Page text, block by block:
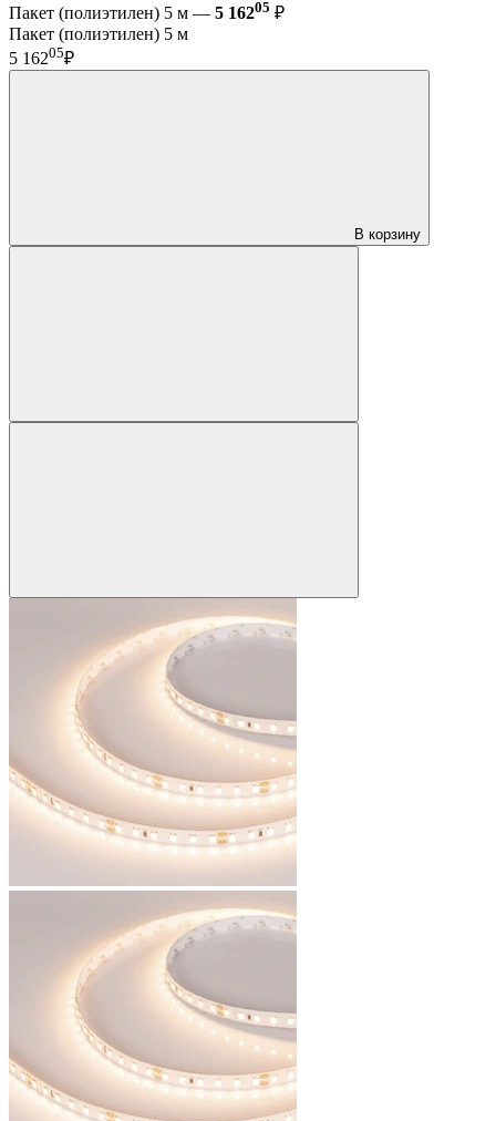
Пакет (полиэтилен) 5 м — 5 16205 ₽
Пакет (полиэтилен) 5 м
5 16205₽
В корзину